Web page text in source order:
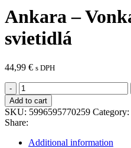
Ankara –
svietidlá
44,99 € s DPH
Ankara
-
Vonkajšie
nástenné
svietidlá
quantity
Add to cart
SKU: 5996595770259 Category:
Share:
Additional information